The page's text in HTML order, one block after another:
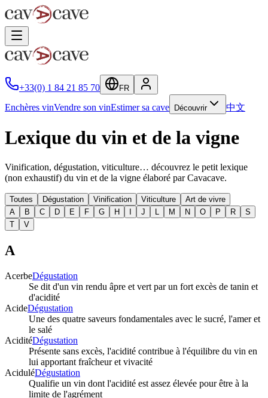
+33(0) 1 84 21 85 70 FR
Enchères vinVendre son vinEstimer sa cave Découvrir 中文
Lexique du vin et de la vigne
Vinification, dégustation, viticulture… découvrez le petit lexique
(non exhaustif) du vin et de la vigne élaboré par Cavacave.
Toutes Dégustation Vinification Viticulture
Art de vivre
A
B C D E F G H J M N O P R
S
T
V
A
AcerbeDégustation
Se dit d'un vin rendu âpre et vert par un fort excès de tanin et
d'acidité
AcideDégustation
Une des quatre saveurs fondamentales avec le sucré, l'amer et
le salé
AciditéDégustation
Présente sans excès, l'acidité contribue à l'équilibre du vin en
lui apportant fraîcheur et vivacité
AciduléDégustation
Qualifie un vin dont l'acidité est assez élevée pour être à la
limite de l'agrément